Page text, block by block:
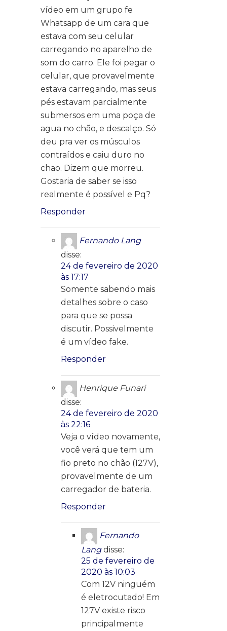
vídeo em um grupo fe
Whatsapp de um cara que
estava com seu celular
carregando no aparelho de
som do carro. Ele foi pegar o
celular, que provavelmente
estava carregando, mas seus
pés estavam parcialmente
submersos em uma poça de
agua no chão, e descalço. Só
deu pra ver os músculos
contraídos e caiu duro no
chao. Dizem que morreu.
Gostaria de saber se isso
realmente é possível e Pq?
Responder
Fernando Lang
disse:
24 de fevereiro de 2020
às 17:17
Somente sabendo mais
detalhes sobre o caso
para que se possa
discutir. Possivelmente
é um vídeo fake.
Responder
Henrique Funari
disse:
24 de fevereiro de 2020
às 22:16
Veja o vídeo novamente,
você verá que tem um
fio preto no chão (127V),
provavelmente de um
carregador de bateria.
Responder
Fernando
Lang disse:
25 de fevereiro de
2020 às 10:03
Com 12V ninguém
é eletrocutado! Em
127V existe risco
principalmente